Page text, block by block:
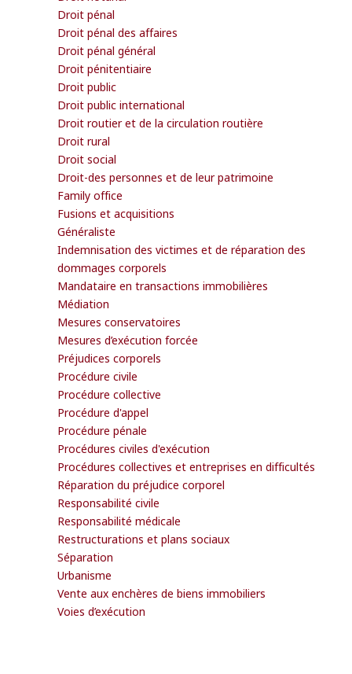
Droit pénal
Droit pénal des affaires
Droit pénal général
Droit pénitentiaire
Droit public
Droit public international
Droit routier et de la circulation routière
Droit rural
Droit social
Droit-des personnes et de leur patrimoine
Family office
Fusions et acquisitions
Généraliste
Indemnisation des victimes et de réparation des
dommages corporels
Mandataire en transactions immobilières
Médiation
Mesures conservatoires
Mesures d’exécution forcée
Préjudices corporels
Procédure civile
Procédure collective
Procédure d'appel
Procédure pénale
Procédures civiles d'exécution
Procédures collectives et entreprises en difficultés
Réparation du préjudice corporel
Responsabilité civile
Responsabilité médicale
Restructurations et plans sociaux
Séparation
Urbanisme
Vente aux enchères de biens immobiliers
Voies d’exécution